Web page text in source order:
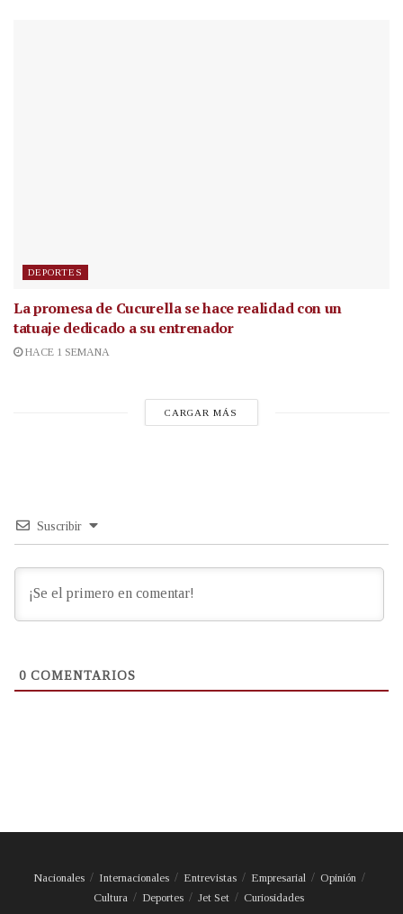
DEPORTES
La promesa de Cucurella se hace realidad con un
tatuaje dedicado a su entrenador
HACE 1 SEMANA
CARGAR MÁS
Suscribir
0 COMENTARIOS
Nacionales Internacionales Entrevistas Empresarial
Opinión
Cultura
Deportes Jet Set Curiosidades